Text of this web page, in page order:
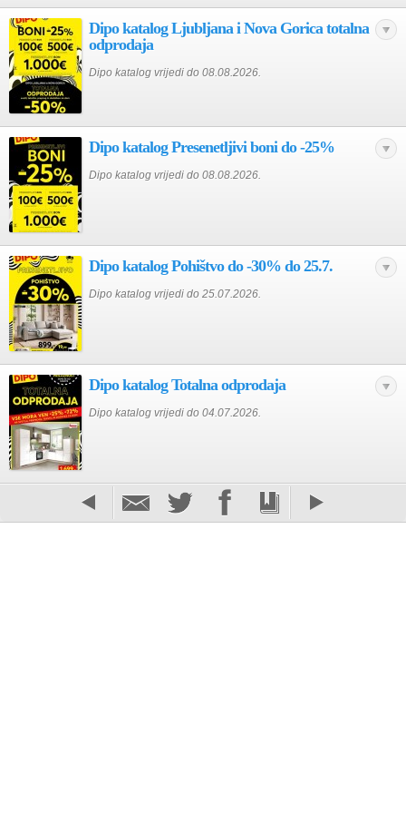
Dipo katalog Ljubljana i Nova Gorica totalna
odprodaja
Dipo katalog vrijedi do 08.08.2026.
Dipo katalog Presenetljivi boni do -25%
Dipo katalog vrijedi do 08.08.2026.
Dipo katalog Pohištvo do -30% do 25.7.
Dipo katalog vrijedi do 25.07.2026.
Dipo katalog Totalna odprodaja
Dipo katalog vrijedi do 04.07.2026.